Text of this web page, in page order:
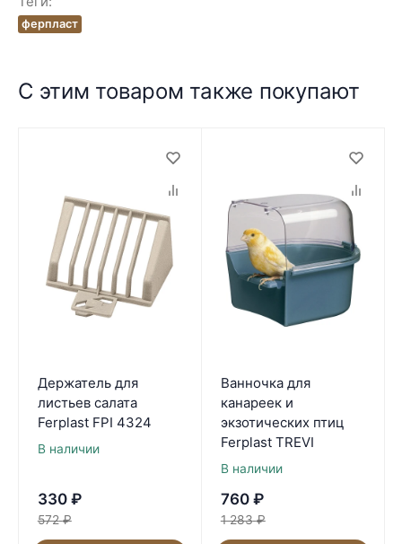
ферпласт
С этим товаром также покупают
Держатель для
листьев салата
Ferplast FPI 4324
В наличии
330 ₽
572 ₽
Ванночка для
канареек и
экзотических птиц
Ferplast TREVI
В наличии
760 ₽
1 283 ₽